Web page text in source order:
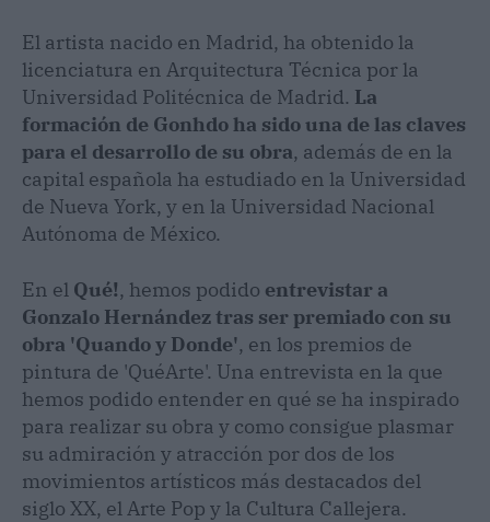
El artista nacido en Madrid, ha obtenido la
licenciatura en Arquitectura Técnica por la
Universidad Politécnica de Madrid. La
formación de Gonhdo ha sido una de las claves
para el desarrollo de su obra, además de en la
capital española ha estudiado en la Universidad
de Nueva York, y en la Universidad Nacional
Autónoma de México.
En el Qué!, hemos podido entrevistar a
Gonzalo Hernández tras ser premiado con su
obra 'Quando y Donde', en los premios de
pintura de 'QuéArte'. Una entrevista en la que
hemos podido entender en qué se ha inspirado
para realizar su obra y como consigue plasmar
su admiración y atracción por dos de los
movimientos artísticos más destacados del
siglo XX, el Arte Pop y la Cultura Callejera.